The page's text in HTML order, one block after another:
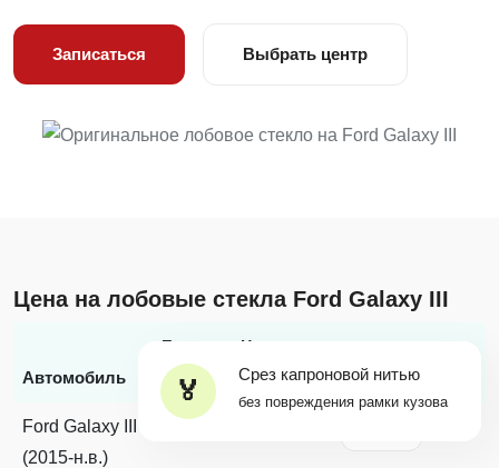
Записаться Выбрать центр
Срез капроновой нитью
без повреждения рамки кузова
Цена на лобовые стекла Ford Galaxy III
Автомобиль
Бренд
стекла
Цена с
заменой* Наличие
Ford Galaxy III
(2015-н.в.)